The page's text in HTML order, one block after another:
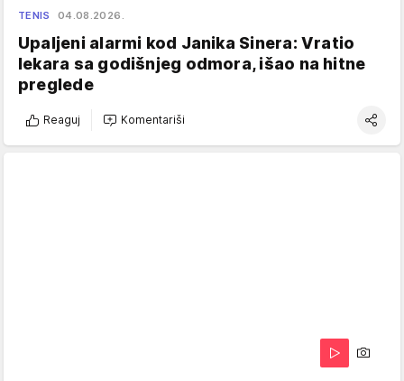
TENIS 04.08.2026.
Upaljeni alarmi kod Janika Sinera: Vratio
lekara sa godišnjeg odmora, išao na hitne
preglede
Reaguj Komentariši